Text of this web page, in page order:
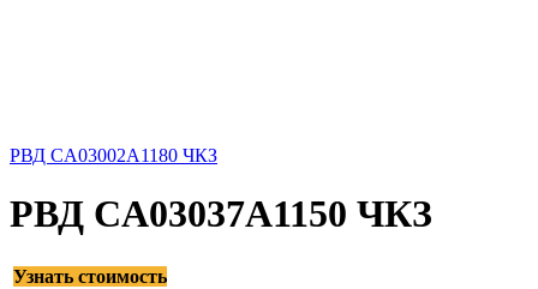
РВД CA03002A1180 ЧКЗ
РВД CA03037A1150 ЧКЗ
Узнать стоимость